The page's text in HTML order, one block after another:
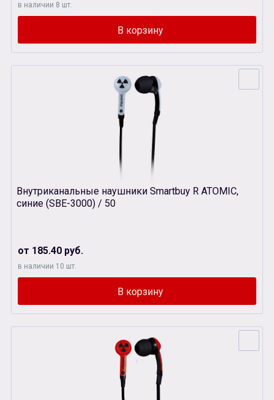
в наличии 8 шт.
Внутриканальные наушники Smartbuy R ATOMIC,
синие (SBЕ-3000) / 50
от 185.40 руб.
в наличии 10 шт.